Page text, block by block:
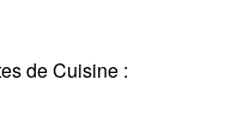
de Cuisine :